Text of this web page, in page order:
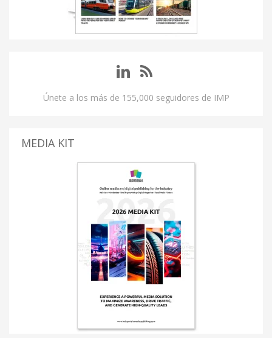
Únete a los más de 155,000 seguidores de IMP
MEDIA KIT